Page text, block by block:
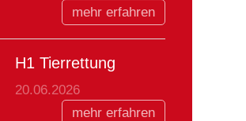
mehr erfahren
H1 Tierrettung
20.06.2026
mehr erfahren